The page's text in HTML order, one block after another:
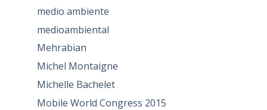
medio ambiente
medioambiental
Mehrabian
Michel Montaigne
Michelle Bachelet
Mobile World Congress 2015